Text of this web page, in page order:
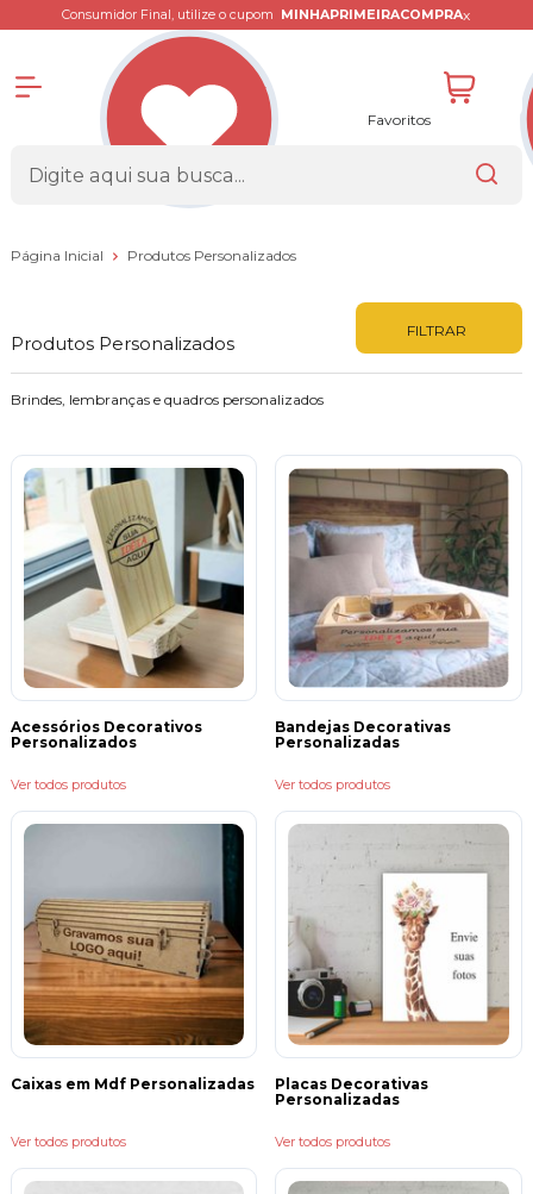
Consumidor Final, utilize o cupom MINHAPRIMEIRACOMPRAx
Favoritos
Página Inicial Produtos Personalizados
Produtos Personalizados
FILTRAR
Brindes, lembranças e quadros personalizados
Acessórios Decorativos
Personalizados
Ver todos produtos
Bandejas Decorativas
Personalizadas
Ver todos produtos
Caixas em Mdf Personalizadas
Ver todos produtos
Placas Decorativas
Personalizadas
Ver todos produtos